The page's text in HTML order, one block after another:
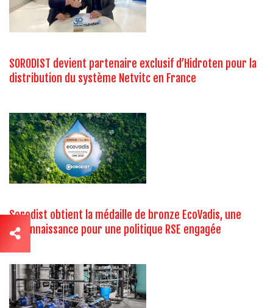
SORODIST devient partenaire exclusif d’Hidroten pour la
distribution du système Netvitc en France
Sorodist obtient la médaille de bronze EcoVadis, une
reconnaissance pour une politique RSE engagée